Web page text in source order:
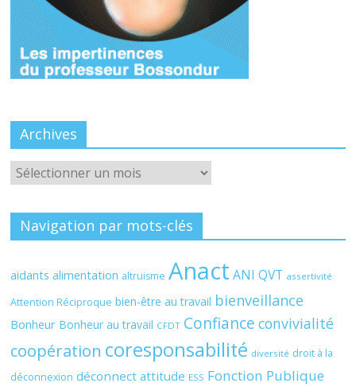
Archives
Archives
Navigation par mots-clés
aidants alimentation altruisme Anact ANI QVT assertivité
Attention Réciproque bien-être au travail bienveillance
Bonheur Bonheur au travail CFDT Confiance convivialité
coopération coresponsabilité diversité droit à la
déconnexion déconnect attitude ESS Fonction Publique